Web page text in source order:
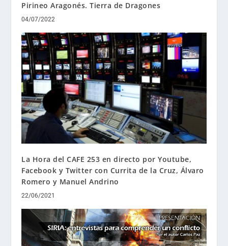
Pirineo Aragonés. Tierra de Dragones
04/07/2022
La Hora del CAFE 253 en directo por Youtube,
Facebook y Twitter con Currita de la Cruz, Álvaro
Romero y Manuel Andrino
22/06/2021